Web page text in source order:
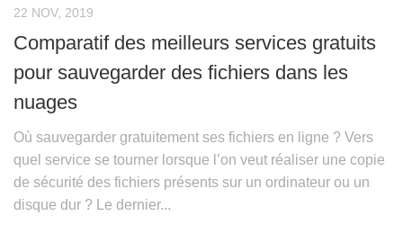
22 NOV, 2019
Comparatif des meilleurs services gratuits
pour sauvegarder des fichiers dans les
nuages
Où sauvegarder gratuitement ses fichiers en ligne ? Vers
quel service se tourner lorsque l’on veut réaliser une copie
de sécurité des fichiers présents sur un ordinateur ou un
disque dur ? Le dernier...